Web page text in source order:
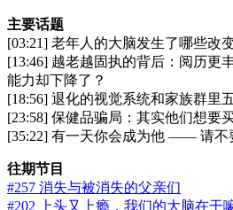
主要话题
[03:21] 老年人的大脑发生了哪些改
[13:46] 越老越固执的背后：阅历更
能力却下降了？
[18:56] 退化的视觉系统和家族群里
[23:58] 保健品骗局：其实他们想要
[35:22] 有一天你会成为他 —— 请不
往期节目
#257 消失与被消失的父亲们
#202 上头又上瘾，我们的大脑在干